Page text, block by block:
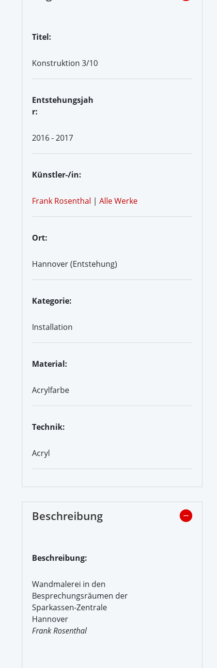
Titel:
Konstruktion 3/10
Entstehungsjah
r:
2016 - 2017
Künstler-/in:
Frank Rosenthal | Alle Werke
Ort:
Hannover (Entstehung)
Kategorie:
Installation
Material:
Acrylfarbe
Technik:
Acryl
Beschreibung
Beschreibung:
Wandmalerei in den
Besprechungsräumen der
Sparkassen-Zentrale
Hannover
Frank Rosenthal